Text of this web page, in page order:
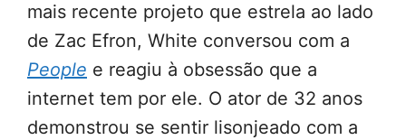
mais recente projeto que estrela ao lado
de Zac Efron, White conversou com a
People e reagiu à obsessão que a
internet tem por ele. O ator de 32 anos
demonstrou se sentir lisonjeado com a